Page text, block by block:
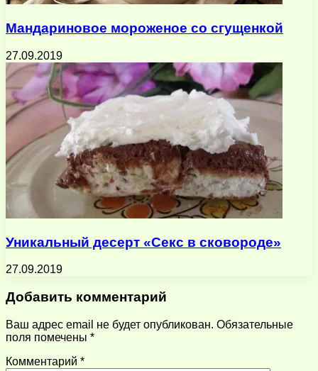
Мандариновое мороженое со сгущенкой
27.09.2019
Уникальный десерт «Секс в сковороде»
27.09.2019
Добавить комментарий
Ваш адрес email не будет опубликован. Обязательные
поля помечены *
Комментарий *